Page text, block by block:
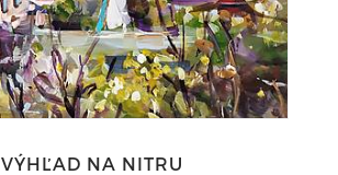
VÝHĽAD NA NITRU